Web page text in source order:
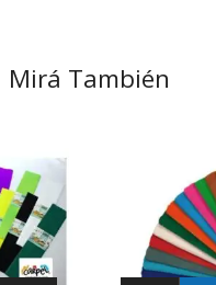
Mirá También